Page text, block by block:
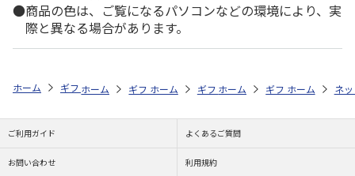
商品の色は、ご覧になるパソコンなどの環境により、実
際と異なる場合があります。
ホーム ギフトストア お中元・夏ギフト特集 2026 ハム・お肉 【
ホーム ギフトストア お中元・夏ギフト特集 2026
ホーム ギフトストア お中元・夏ギフト
ホーム ギフトストア お
ホーム ネ
ご利用ガイド よくあるご質問
お問い合わせ 利用規約